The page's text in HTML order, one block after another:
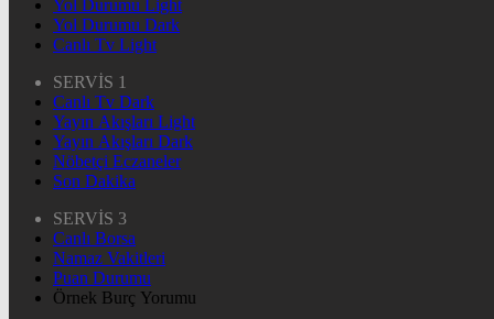
Yol Durumu Light
Yol Durumu Dark
Canlı Tv Light
SERVİS 1
Canlı Tv Dark
Yayın Akışları Light
Yayın Akışları Dark
Nöbetçi Eczaneler
Son Dakika
SERVİS 3
Canlı Borsa
Namaz Vakitleri
Puan Durumu
Örnek Burç Yorumu